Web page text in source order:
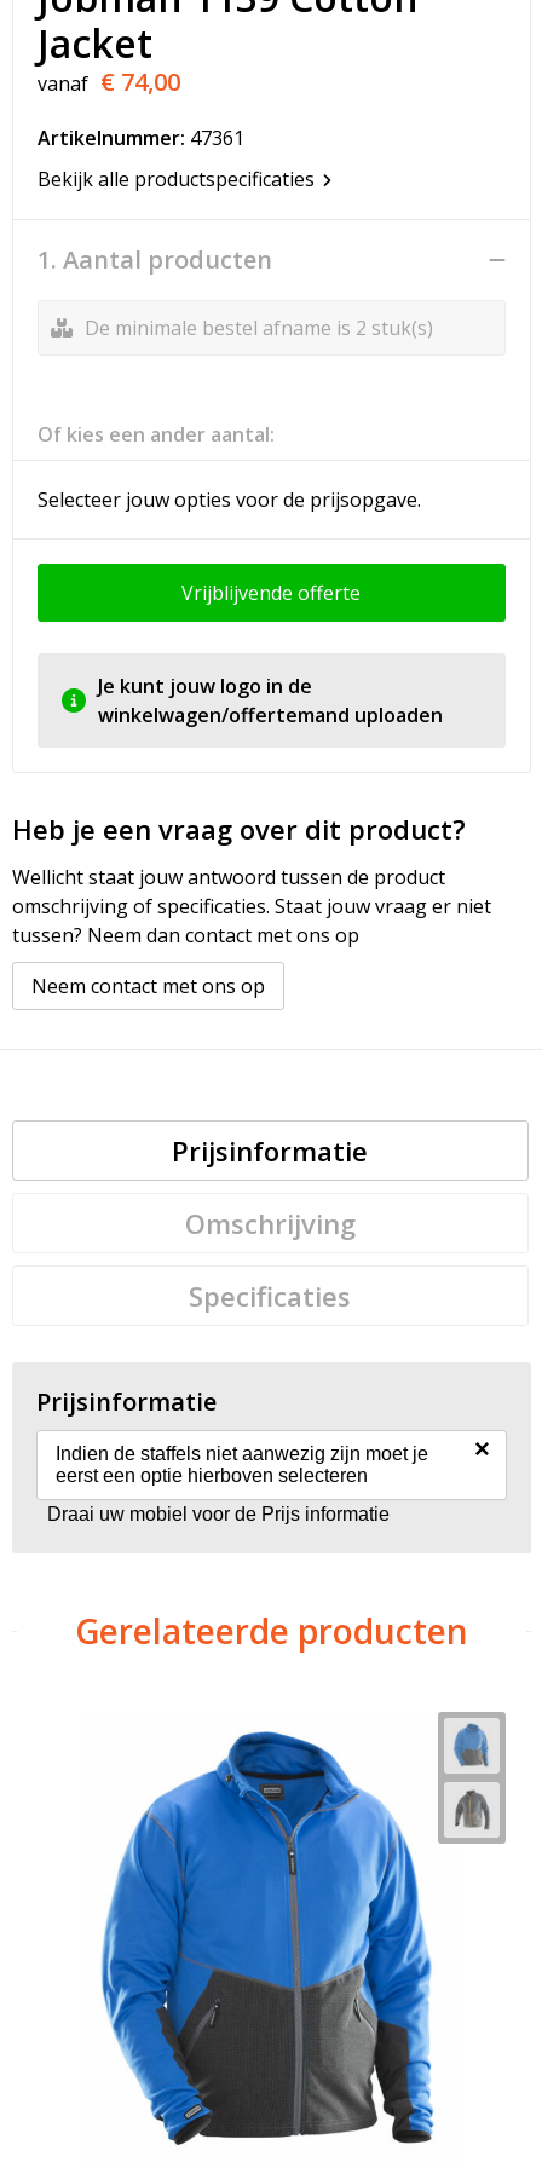
T-Shirts
Veiligheidsvesten en Veiligheidshesjes
Vesten
Werkkleding sets
Gehoorbescherming
Jacket
vanaf € 74,00
Artikelnummer: 47361
Bekijk alle productspecificaties
1. Aantal producten
De minimale bestel afname is 2 stuk(s)
Of kies een ander aantal:
Selecteer jouw opties voor de prijsopgave.
Vrijblijvende offerte
Je kunt jouw logo in de
winkelwagen/offertemand uploaden
Heb je een vraag over dit product?
Wellicht staat jouw antwoord tussen de product
omschrijving of specificaties. Staat jouw vraag er niet
tussen? Neem dan contact met ons op
Neem contact met ons op
Prijsinformatie
Omschrijving
Specificaties
Prijsinformatie
Indien de staffels niet aanwezig zijn moet je
eerst een optie hierboven selecteren
×
Draai uw mobiel voor de Prijs informatie
Gerelateerde producten